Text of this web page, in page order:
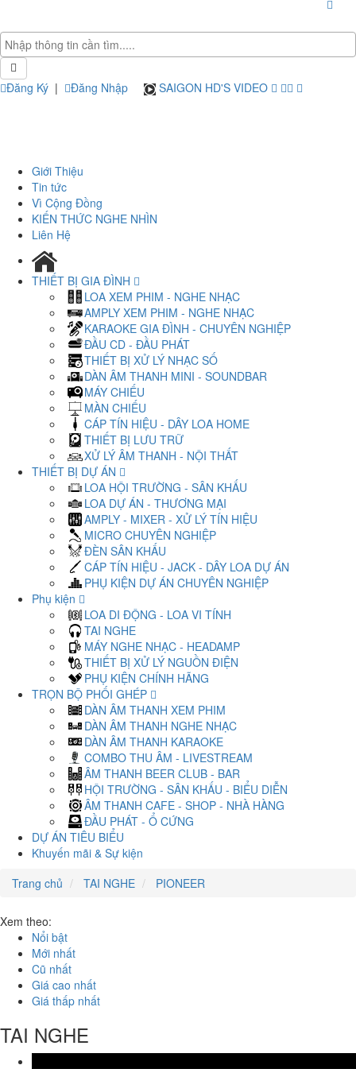
Đăng Ký | Đăng Nhập SAIGON HD'S VIDEO
Giới Thiệu
Tin tức
Vì Cộng Đồng
KIẾN THỨC NGHE NHÌN
Liên Hệ
THIẾT BỊ GIA ĐÌNH
LOA XEM PHIM - NGHE NHẠC
AMPLY XEM PHIM - NGHE NHẠC
KARAOKE GIA ĐÌNH - CHUYÊN NGHIỆP
ĐẦU CD - ĐẦU PHÁT
THIẾT BỊ XỬ LÝ NHẠC SỐ
DÀN ÂM THANH MINI - SOUNDBAR
MÁY CHIẾU
MÀN CHIẾU
CÁP TÍN HIỆU - DÂY LOA HOME
THIẾT BỊ LƯU TRỮ
XỬ LÝ ÂM THANH - NỘI THẤT
THIẾT BỊ DỰ ÁN
LOA HỘI TRƯỜNG - SÂN KHẤU
LOA DỰ ÁN - THƯƠNG MẠI
AMPLY - MIXER - XỬ LÝ TÍN HIỆU
MICRO CHUYÊN NGHIỆP
ĐÈN SÂN KHẤU
CÁP TÍN HIỆU - JACK - DÂY LOA DỰ ÁN
PHỤ KIỆN DỰ ÁN CHUYÊN NGHIỆP
Phụ kiện
LOA DI ĐỘNG - LOA VI TÍNH
TAI NGHE
MÁY NGHE NHẠC - HEADAMP
THIẾT BỊ XỬ LÝ NGUỒN ĐIỆN
PHỤ KIỆN CHÍNH HÃNG
TRỌN BỘ PHỐI GHÉP
DÀN ÂM THANH XEM PHIM
DÀN ÂM THANH NGHE NHẠC
DÀN ÂM THANH KARAOKE
COMBO THU ÂM - LIVESTREAM
ÂM THANH BEER CLUB - BAR
HỘI TRƯỜNG - SÂN KHẤU - BIỂU DIỄN
ÂM THANH CAFE - SHOP - NHÀ HÀNG
ĐẦU PHÁT - Ổ CỨNG
DỰ ÁN TIÊU BIỂU
Khuyến mãi & Sự kiện
Trang chủ
TAI NGHE PIONEER
Xem theo:
Nổi bật
Mới nhất
Cũ nhất
Giá cao nhất
Giá thấp nhất
TAI NGHE